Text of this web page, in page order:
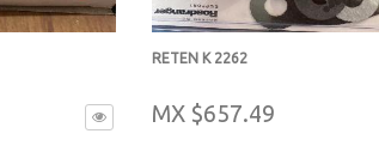
RETEN K 2262
MX $657.49